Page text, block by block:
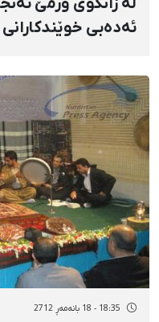
ئەدەبی خوێندكارانی
18:35 - 18 بانەمەڕ 2712